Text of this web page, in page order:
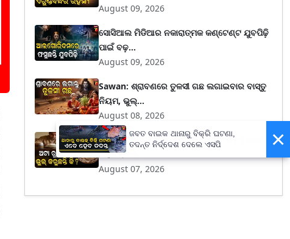
August 09, 2026
ସୋସିଆଲ ମିଡିଆର ନକାରାତ୍ମକ କଣ୍ଟେଣ୍ଟ ଯୁବପିଢ଼ି
ପାଇଁ ବଢ଼...
August 09, 2026
Sawan: ଶ୍ରାବଣରେ ତୁଳସୀ ଗଛ ଲଗାଇବାର ବାସ୍ତୁ
ନିୟମ, ଭୁଲ୍...
August 08, 2026
ଡାଇବେଟିସ୍ ରୋଗୀଙ୍କ ପାଇଁ କେଉଁ ରୁଟି ସବୁଠୁ ଭଲ?
ଗହମ ବଦଳ...
August 07, 2026
×
ଜବତ ବାଇକ ଥାନାରୁ ବିକ୍ରି ଘଟଣା,
ତଦନ୍ତ ନିର୍ଦ୍ଦେଶ ଦେଲେ ଏସପି